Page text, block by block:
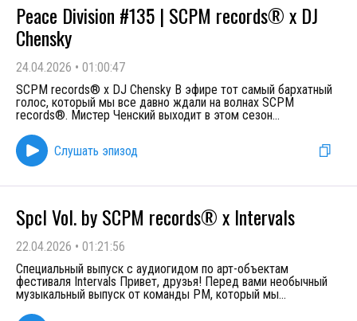
Peace Division #135 | SCPM records® x DJ
Chensky
24.04.2026 • 01:00:47
SCPM records® x DJ Chensky В эфире тот самый бархатный
голос, который мы все давно ждали на волнах SCPM
records®. Мистер Ченский выходит в этом сезон...
Слушать эпизод
Spcl Vol. by SCPM records® x Intervals
22.04.2026 • 01:21:56
Специальный выпуск с аудиогидом по арт-объектам
фестиваля Intervals Привет, друзья! Перед вами необычный
музыкальный выпуск от команды PM, который мы...